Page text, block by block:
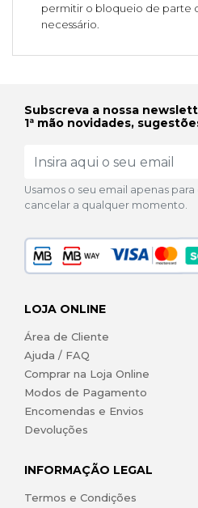
permitir o bloqueio de parte
necessário.
Subscreva a nossa
1ª mão novidades,
Usamos o seu email apenas
cancelar a qualquer momento.
LOJA ONLINE
Área de Cliente
Ajuda / FAQ
Comprar na Loja Online
Modos de Pagamento
Encomendas e Envios
Devoluções
INFORMAÇÃO LEGAL
Termos e Condições